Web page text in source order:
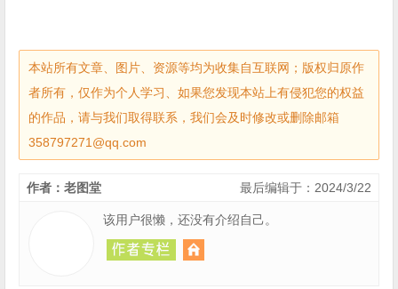
本站所有文章、图片、资源等均为收集自互联网；版权归原作
者所有，仅作为个人学习、如果您发现本站上有侵犯您的权益
的作品，请与我们取得联系，我们会及时修改或删除邮箱
358797271@qq.com
最后编辑于：2024/3/22
作者：老图堂
该用户很懒，还没有介绍自己。